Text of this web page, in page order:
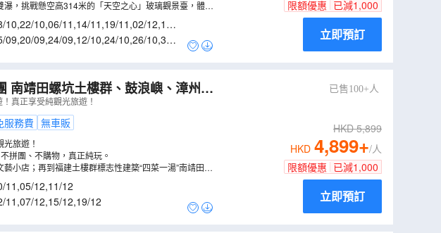
，挑戰懸空高314米的「天空之心」玻璃觀景臺，體驗
過「飛天魔毯」輕鬆上山，以多角度享受山林美景。
10,22/10,06/11 ,14/11 ,19/11 ,02/12,11/1
09,20/09,24/09,12/10,24/10,26/10,30/1
限額優惠 已減1,000
立即預訂
酒店(尊享山景房)
真正享受純觀光旅遊！
服務費 無車販
旅遊！
拼團、不購物，真正純玩。
小店；再到福建土樓群標志性建築“四菜一湯”南靖田螺
11,05/12,11/12
11,07/12,15/12,19/12
已售100+人
HKD5,899
HKD 4,899+/人
限額優惠 已減1,000
立即預訂